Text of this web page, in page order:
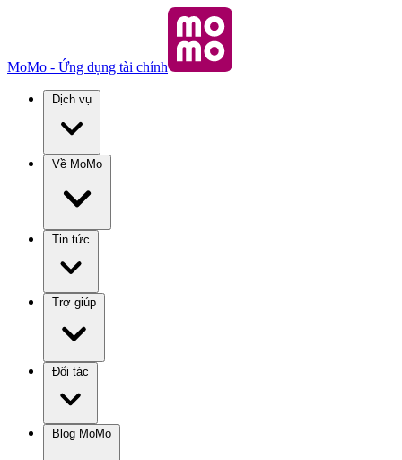
MoMo - Ứng dụng tài chính
Dịch vụ
Về MoMo
Tin tức
Trợ giúp
Đối tác
Blog MoMo